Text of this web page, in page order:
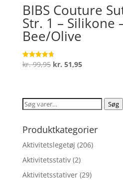
BIBS Couture
Str. 1 – Silikone
Bee/Olive
Vurderet
4.7
kr.99,95 Den
var:
kr. 99,95.
kr. 51,95Den
er:
kr. 51,95.
Søg
Søg
Produktkategorier
Aktivitetslegetøj (206)
Aktivitetsstativ (2)
Aktivitetsstativer (29)